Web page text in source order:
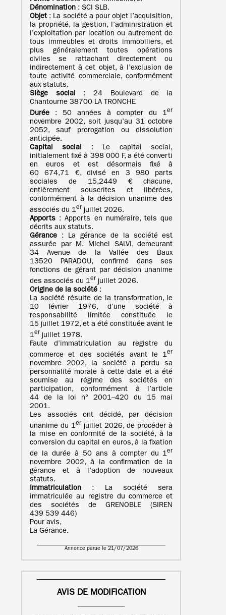
Dénomination : SCI SLB.
Objet: La société a pour objet l’acquisition,
la propriété, la gestion, l’administration et
l’exploitation par location ou autrement de
tous immeubles et droits immobiliers, et
plus généralement toutes opérations
civiles se rattachant directement ou
indirectement à cet objet, à l’exclusion de
toute activité commerciale, conformément
aux statuts.
Siège social : 24 Boulevard de la
Chantourne 38700 LA TRONCHE
Durée : 50 années à compter du 1er
novembre 2002, soit jusqu’au 31 octobre
2052, sauf prorogation ou dissolution
anticipée.
Capital social : Le capital social,
initialement fixé à 398 000 F, a été converti
en euros et est désormais fixé à
60 674,71 €, divisé en 3 980 parts
sociales de 15,2449 € chacune,
entièrement souscrites et libérées,
conformément à la décision unanime des
associés du 1er
juillet 2026.
Apports : Apports en numéraire, tels que
décrits aux statuts.
Gérance : La gérance de la société est
assurée par M. Michel SALVI, demeurant
34 Avenue de la Vallée des Baux
13520 PARADOU, confirmé dans ses
fonctions de gérant par décision unanime
des associés du 1er
juillet 2026.
Origine de la société :
La société résulte de la transformation, le
10 février 1976, d’une société à
responsabilité limitée constituée le
15 juillet 1972, et a été constituée avant le
1er juillet 1978.
Faute d’immatriculation au registre du
commerce et des sociétés avant le 1er
novembre 2002, la société a perdu sa
personnalité morale à cette date et a été
soumise au régime des sociétés en
participation, conformément à l’article
44 de la loi n° 2001–420 du 15 mai
2001.
Les associés ont décidé, par décision
unanime du 1er juillet 2026, de procéder à
la mise en conformité de la société, à la
conversion du capital en euros, à la fixation
de la durée à 50 ans à compter du 1er
novembre 2002, à la confirmation de la
gérance et à l’adoption de nouveaux
statuts.
Immatriculation : La société sera
immatriculée au registre du commerce et
des sociétés de GRENOBLE (SIREN
439 539 446)
Pour avis,
La Gérance.
Annonce parue le 21/07/2026
AVIS DE MODIFICATION